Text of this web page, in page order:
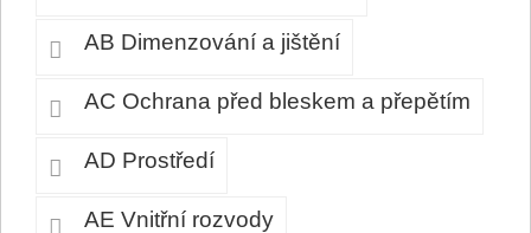
AB Dimenzování a jištění
AC Ochrana před bleskem a přepětím
AD Prostředí
AE Vnitřní rozvody